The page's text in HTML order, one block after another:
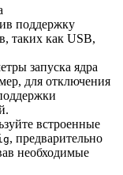
поддержку
таких как USB,
запуска ядра
для отключения
встроенные
, предварительно
необходимые